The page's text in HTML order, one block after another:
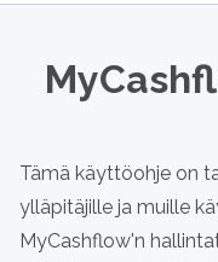
Tämä käyttöohje on
ylläpitäjille ja muille
MyCashflow'n